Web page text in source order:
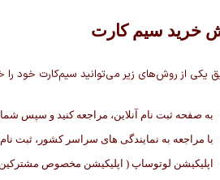
خرید سیم کارت
یکی از روش‌های زیر می‌توانید سیم‌کارت خود را
به صفحه ثبت نام آنلاین، مراجعه کنید و سپس
با مراجعه به نمایندگی های سراسر کشور، ثبت
اپلیکیشن لوتوساپ ( اپلیکیشن مخصوص